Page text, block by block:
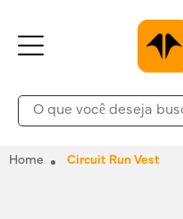
Home Circuit Run Vest